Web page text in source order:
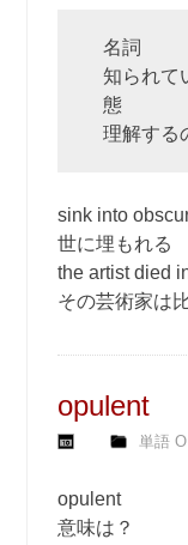
名詞
知られて
態
理解する
sink into
世に埋もれる
the artist died
その芸術家は
opulent
単語 O
opulent
意味は？